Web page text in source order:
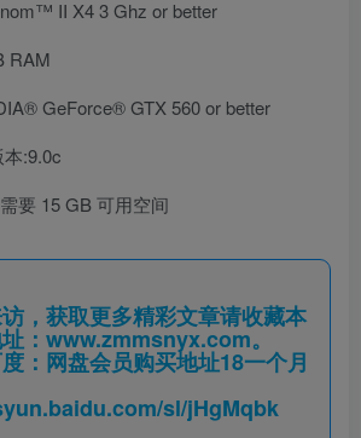
II X4 3 Ghz or better
RAM
GeForce® GTX 560 or better
:9.0c
要 15 GB 可用空间
，获取更多精彩文章请收藏本
： www.zmmsnyx.com。
：网盘会员购买地址18一个月
sl/jHgMqbk